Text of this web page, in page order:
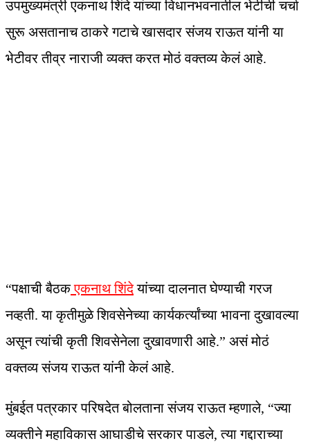
उपमुख्यमंत्री एकनाथ शिंदे यांच्या विधानभवनातील भेटीची चर्चा
सुरू असतानाच ठाकरे गटाचे खासदार संजय राऊत यांनी या
भेटीवर तीव्र नाराजी व्यक्त करत मोठं वक्तव्य केलं आहे.
“पक्षाची बैठकएकनाथ शिंदेयांच्या दालनात घेण्याची गरज
नव्हती. या कृतीमुळे शिवसेनेच्या कार्यकर्त्यांच्या भावना दुखावल्या
असून त्यांची कृती शिवसेनेला दुखावणारी आहे.” असं मोठं
वक्तव्य संजय राऊत यांनी केलं आहे.
मुंबईत पत्रकार परिषदेत बोलताना संजय राऊत म्हणाले, “ज्या
व्यक्तीने महाविकास आघाडीचे सरकार पाडले, त्या गद्दाराच्या